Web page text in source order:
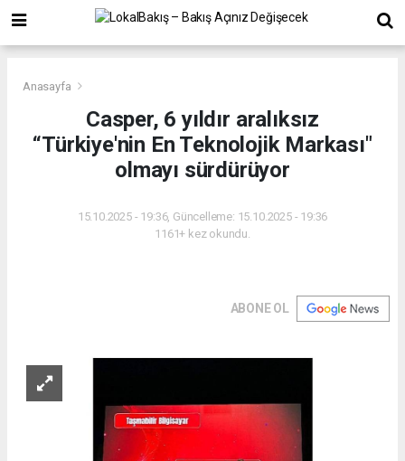
Anasayfa
Casper, 6 yıldır aralıksız
“Türkiye'nin En Teknolojik Markası"
olmayı sürdürüyor
15.10.2025 - 19:36, Güncelleme: 15.10.2025 - 19:36
1161+ kez okundu.
ABONE OL